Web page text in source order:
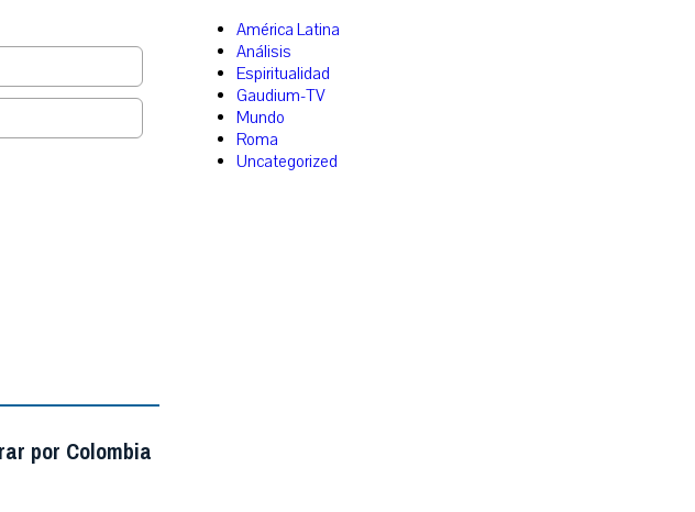
por Colombia
América Latina
Análisis
Espiritualidad
Gaudium-TV
Mundo
Roma
Uncategorized